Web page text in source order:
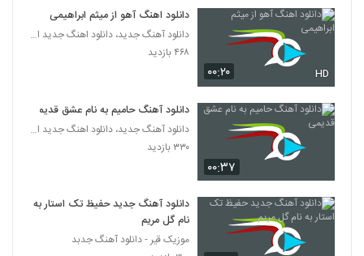
کیهان آهنگ من و تو
327
دانلود آهنگ تا تو رو دیدم از آرتین قاسم پوری
۷۷۵ بازدید
موزیک زیبای دل باختم از آوه بند
۸۵۸ بازدید
دانلود آهنگ جدید و زیبای بیساند با نام جای
۰۰:۲۰ HD
دانلود اهنگ آهو از میثم ابراهیمی
دانلود آهنگ جدید، دانلود اهنگ جدید ایرانی
۴۶۸ بازدید
۰۰:۳۷
دانلود آهنگ حامیم به نام عشق قدیمی
دانلود آهنگ جدید، دانلود اهنگ جدید ایرانی
۳۳۰ بازدید
دانلود آهنگ جدید حفیظ تک استار به
نام گل مریم
موزیک قیر - دانلود آهنگ جدبد